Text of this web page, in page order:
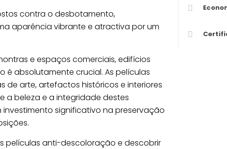
contra o desbotamento,
aparência vibrante e atractiva por um
e espaços comerciais, edifícios
é absolutamente crucial. As películas
arte, artefactos históricos e interiores
a beleza e a integridade destes
significativo na preservação
películas anti-descoloração e descobrir